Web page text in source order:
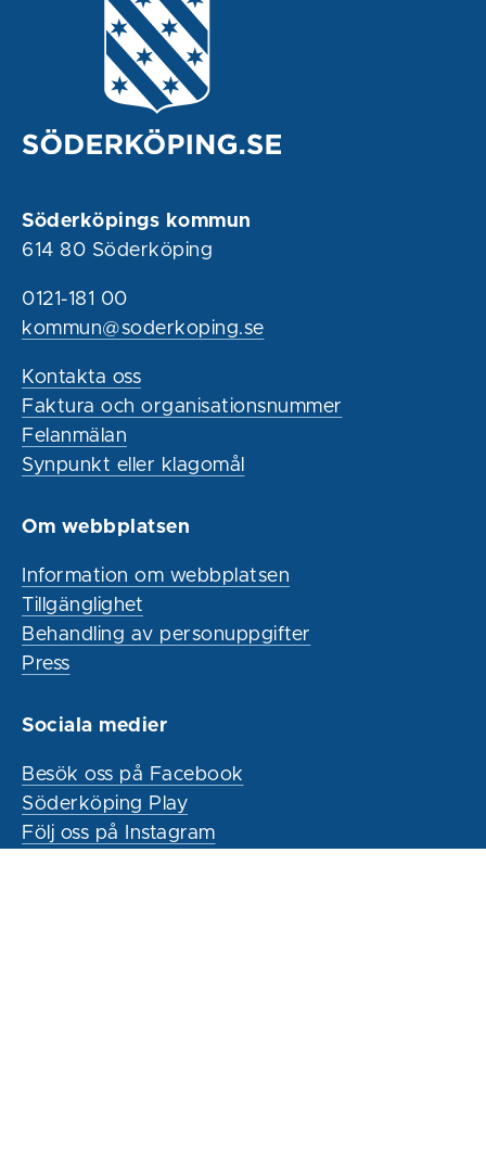
Söderköpings kommun
614 80 Söderköping
0121-181 00
kommun@soderkoping.se
Kontakta oss
Faktura och organisationsnummer
Felanmälan
Synpunkt eller klagomål
Om webbplatsen
Information om webbplatsen
Tillgänglighet
Behandling av personuppgifter
Press
Sociala medier
Besök oss på Facebook
Söderköping Play
Följ oss på Instagram